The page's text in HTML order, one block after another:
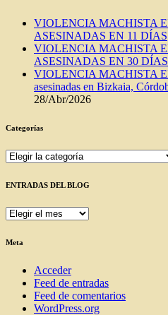
VIOLENCIA MACHISTA
ASESINADAS EN 11 DÍAS
VIOLENCIA MACHISTA
ASESINADAS EN 30 DÍAS
VIOLENCIA MACHISTA
asesinadas en Bizkaia,
28/Abr/2026
Categorías
Categorías
ENTRADAS DEL BLOG
ENTRADAS
BLOG
Meta
Acceder
Feed de entradas
Feed de comentarios
WordPress.org